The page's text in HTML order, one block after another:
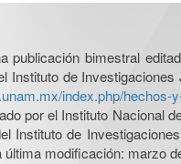
bimestral
de
index.php/hechos-
por el Instituto Nacional
Instituto de
modificación: marzo